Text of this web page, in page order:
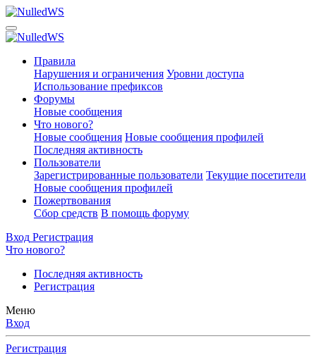
Правила
Нарушения и ограничения Уровни доступа
Использование префиксов
Форумы
Новые сообщения
Что нового?
Новые сообщения Новые сообщения профилей
Последняя активность
Пользователи
Зарегистрированные пользователи Текущие посетители
Новые сообщения профилей
Пожертвования
Сбор средств В помощь форуму
Вход Регистрация
Что нового?
Последняя активность
Регистрация
Меню
Вход
Регистрация